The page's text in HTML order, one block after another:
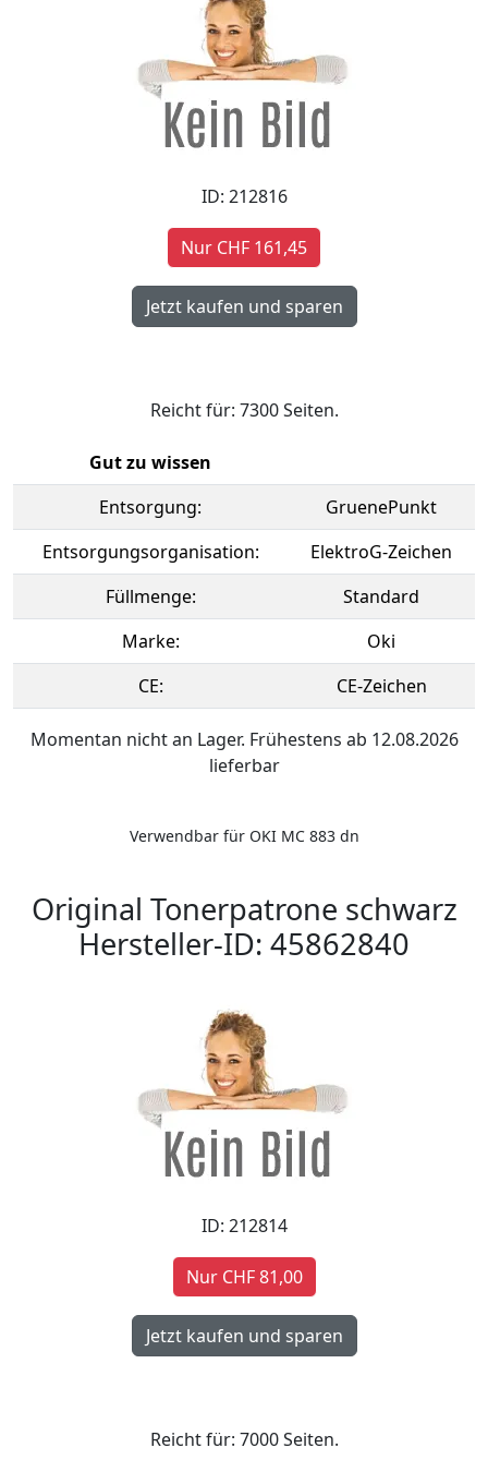
ID: 212816
Nur CHF 161,45
Reicht für: 7300 Seiten.
Gut zu wissen
Entsorgung:
GruenePunkt
Entsorgungsorganisation:
ElektroG-Zeichen
Füllmenge:
Standard
Marke:
Oki
CE:
CE-Zeichen
Momentan nicht an Lager. Frühestens ab 12.08.2026
lieferbar
Verwendbar für OKI MC 883 dn
Original Tonerpatrone schwarz
Hersteller-ID: 45862840
ID: 212814
Nur CHF 81,00
Reicht für: 7000 Seiten.